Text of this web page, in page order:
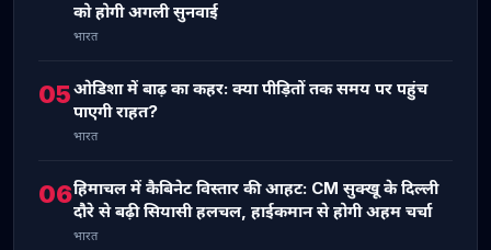
को होगी अगली सुनवाई
भारत
05ओडिशा में बाढ़ का कहर: क्या पीड़ितों तक समय पर पहुंच
पाएगी राहत?
भारत
06हिमाचल में कैबिनेट विस्तार की आहट: CM सुक्खू के दिल्ली
दौरे से बढ़ी सियासी हलचल, हाईकमान से होगी अहम चर्चा
भारत